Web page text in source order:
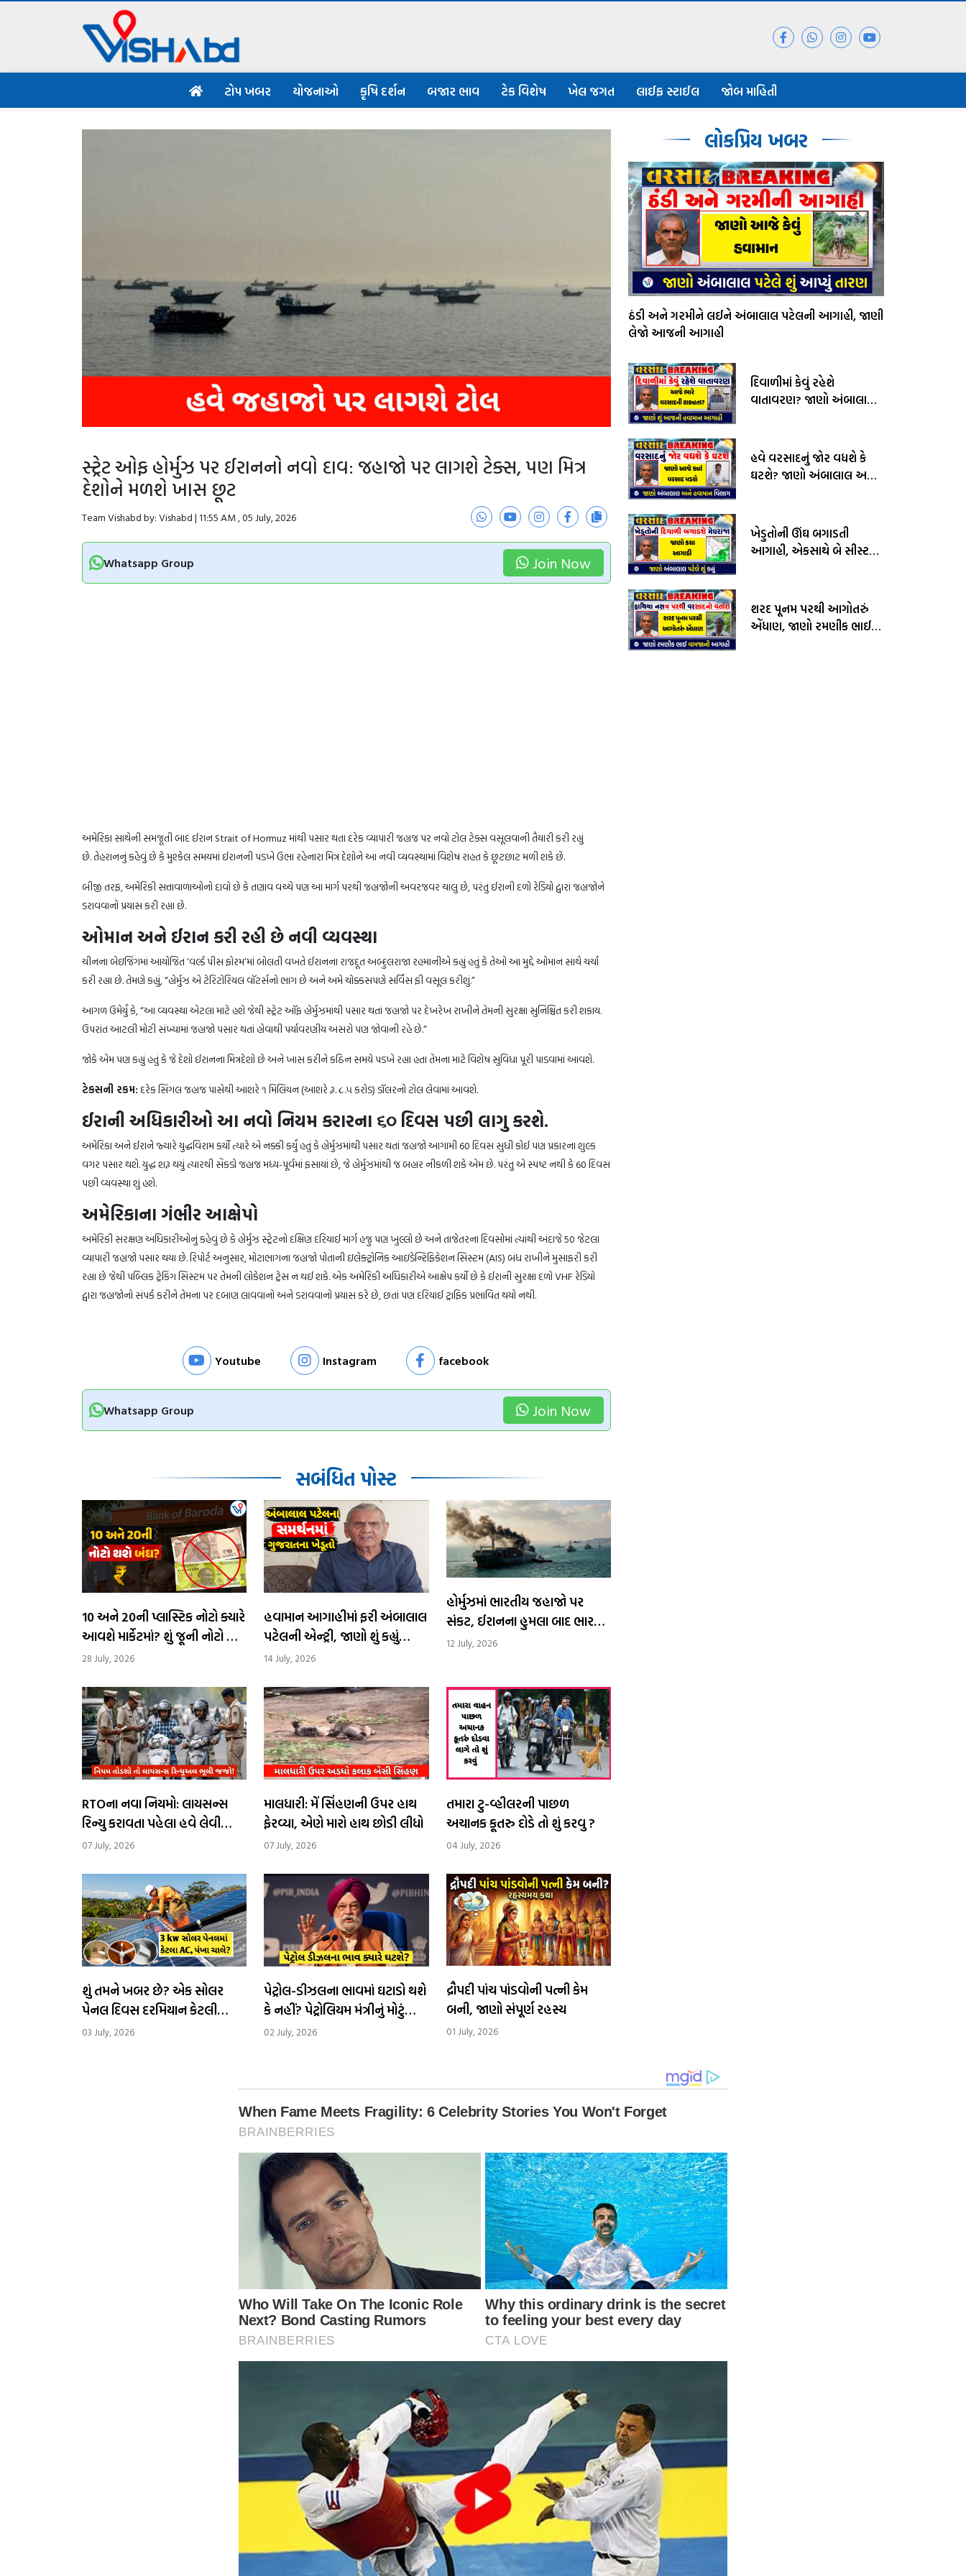
ટોપ ખબર યોજનાઓ કૃષિ દર્શન બજાર ભાવ ટેક વિશેષ ખેલ જગત લાઈફ સ્ટાઈલ જોબ માહિતી
સ્ટ્રેટ ઓફ હોર્મુઝ પર ઈરાનનો નવો દાવ: જહાજો પર લાગશે ટેક્સ, પણ મિત્ર
દેશોને મળશે ખાસ છૂટ
Team Vishabd by: Vishabd | 11:55 AM , 05 July, 2026
Whatsapp Group Join Now
અમેરિકા સાથેની સમજૂતી બાદ ઈરાન Strait of Hormuz માંથી પસાર થતા દરેક વ્યાપારી જહાજ પર નવો ટોલ ટેક્સ વસૂલવાની તૈયારી કરી રહ્યું
છે. તેહરાનનું કહેવું છે કે મુશ્કેલ સમયમાં ઈરાનની પડખે ઉભા રહેનારા મિત્ર દેશોને આ નવી વ્યવસ્થામાં વિશેષ રાહત કે છૂટછાટ મળી શકે છે.
બીજી તરફ, અમેરિકી સત્તાવાળાઓનો દાવો છે કે તણાવ વચ્ચે પણ આ માર્ગ પરથી જહાજોની અવરજવર ચાલુ છે, પરંતુ ઈરાની દળો રેડિયો દ્વારા જહાજોને
ડરાવવાનો પ્રયાસ કરી રહ્યા છે.
ઓમાન અને ઈરાન કરી રહી છે નવી વ્યવસ્થા
ચીનના બેઇજિંગમાં આયોજિત ‘વર્લ્ડ પીસ ફોરમ’માં બોલતી વખતે ઈરાનના રાજદૂત અબ્દુલરાજા રહમાનીએ કહ્યું હતું કે તેઓ આ મુદ્દે ઓમાન સાથે ચર્ચા
કરી રહ્યા છે. તેમણે કહ્યું, “હોર્મુઝ એ ટેરિટોરિયલ વૉટર્સનો ભાગ છે અને અમે ચોક્કસપણે સર્વિસ ફી વસૂલ કરીશું.”
આગળ ઉમેર્યું કે, “આ વ્યવસ્થા એટલા માટે હશે જેથી સ્ટ્રેટ ઑફ હોર્મુઝમાંથી પસાર થતાં જહાજો પર દેખરેખ રાખીને તેમની સુરક્ષા સુનિશ્ચિત કરી શકાય.
ઉપરાંત આટલી મોટી સંખ્યામાં જહાજો પસાર થતાં હોવાથી પર્યાવરણીય અસરો પણ જોવાની રહે છે.”
જોકે એમ પણ કહ્યું હતું કે જે દેશો ઈરાનના મિત્રદેશો છે અને ખાસ કરીને કઠિન સમયે પડખે રહ્યા હતા તેમના માટે વિશેષ સુવિધા પૂરી પાડવામાં આવશે.
ટેકસની રકમ:દરેક સિંગલ જહાજ પાસેથી આશરે ૧ મિલિયન (આશરે રૂ. ૮.૫ કરોડ) ડૉલરનો ટોલ લેવામાં આવશે.
ઈરાની અધિકારીઓ આ નવો નિયમ કરારના ૬૦ દિવસ પછી લાગુ કરશે.
અમેરિકા અને ઈરાને જ્યારે યુદ્ધવિરામ કર્યો ત્યારે એ નક્કી કર્યું હતું કે હોર્મુઝમાંથી પસાર થતાં જહાજો આગામી 60 દિવસ સુધી કોઈ પણ પ્રકારના શુલ્ક
વગર પસાર થશે. યુદ્ધ શરૂ થયું ત્યારથી સેંકડો જહાજ મધ્ય-પૂર્વમાં ફસાયાં છે, જે હોર્મુઝમાંથી જ બહાર નીકળી શકે એમ છે. પરંતુ એ સ્પષ્ટ નથી કે 60 દિવસ
પછી વ્યવસ્થા શું હશે.
અમેરિકાના ગંભીર આક્ષેપો
અમેરિકી સંરક્ષણ અધિકારીઓનું કહેવું છે કે હોર્મુઝ સ્ટ્રેટનો દક્ષિણ દરિયાઈ માર્ગ હજુ પણ ખુલ્લો છે અને તાજેતરના દિવસોમાં ત્યાંથી અંદાજે 50 જેટલા
વ્યાપારી જહાજો પસાર થયા છે. રિપોર્ટ અનુસાર, મોટાભાગના જહાજો પોતાની ઇલેક્ટ્રોનિક આઇડેન્ટિફિકેશન સિસ્ટમ (AIS) બંધ રાખીને મુસાફરી કરી
રહ્યા છે જેથી પબ્લિક ટ્રેકિંગ સિસ્ટમ પર તેમની લોકેશન ટ્રેસ ન થઈ શકે. એક અમેરિકી અધિકારીએ આક્ષેપ કર્યો છે કે ઈરાની સુરક્ષા દળો VHF રેડિયો
દ્વારા જહાજોનો સંપર્ક કરીને તેમના પર દબાણ લાવવાનો અને ડરાવવાનો પ્રયાસ કરે છે, છતાં પણ દરિયાઈ ટ્રાફિક પ્રભાવિત થયો નથી.
Youtube Instagram facebook
Whatsapp Group Join Now
સબંધિત પોસ્ટ
₹10 અને ₹20ની પ્લાસ્ટિક નોટો ક્યારે
આવશે માર્કેટમાં? શું જૂની નોટો બંધ
થશે?
28 July, 2026
​હવામાન આગાહીમાં ફરી અંબાલાલ
પટેલની એન્ટ્રી, જાણો શું કહ્યું
એમણે ?
14 July, 2026
​હોર્મુઝમાં ભારતીય જહાજો પર
સંકટ, ઈરાનના હુમલા બાદ ભારતનું
કડક વલણ
12 July, 2026
RTOના નવા નિયમો: લાયસન્સ
રિન્યુ કરાવતા પહેલા હવે લેવી
પડશે ખાસ ટ્રેનિંગ
07 July, 2026
માલધારી: મેં સિંહણની ઉપર હાથ
ફેરવ્યા, એણે મારો હાથ છોડી લીધો
07 July, 2026
તમારા ટુ-વ્હીલરની પાછળ
અચાનક કૂતરુ દોડે તો શું કરવુ ?
04 July, 2026
શું તમને ખબર છે? એક સોલર
પેનલ દિવસ દરમિયાન કેટલી
વીજળી ઉત્પન્ન કરે છે
03 July, 2026
પેટ્રોલ-ડીઝલના ભાવમાં ઘટાડો થશે
કે નહીં? પેટ્રોલિયમ મંત્રીનું મોટું
નિવેદન
02 July, 2026
દ્રૌપદી પાંચ પાંડવોની પત્ની કેમ
બની, જાણો સંપૂર્ણ રહસ્ય
01 July, 2026
લોકપ્રિય ખબર
ઠંડી અને ગરમીને લઈને અંબાલાલ પટેલની આગાહી, જાણી
લેજો આજની આગાહી
દિવાળીમાં કેવું રહેશે
વાતાવરણ? જાણો અંબાલાલ
હવે વરસાદનું જોર વધશે કે
ઘટશે? જાણો અંબાલાલ અને
ખેડુતોની ઊંઘ બગાડતી
આગાહી, એકસાથે બે સીસ્ટમ
શરદ પૂનમ પરથી આગોતરું
એંધાણ, જાણો રમણીક ભાઈ